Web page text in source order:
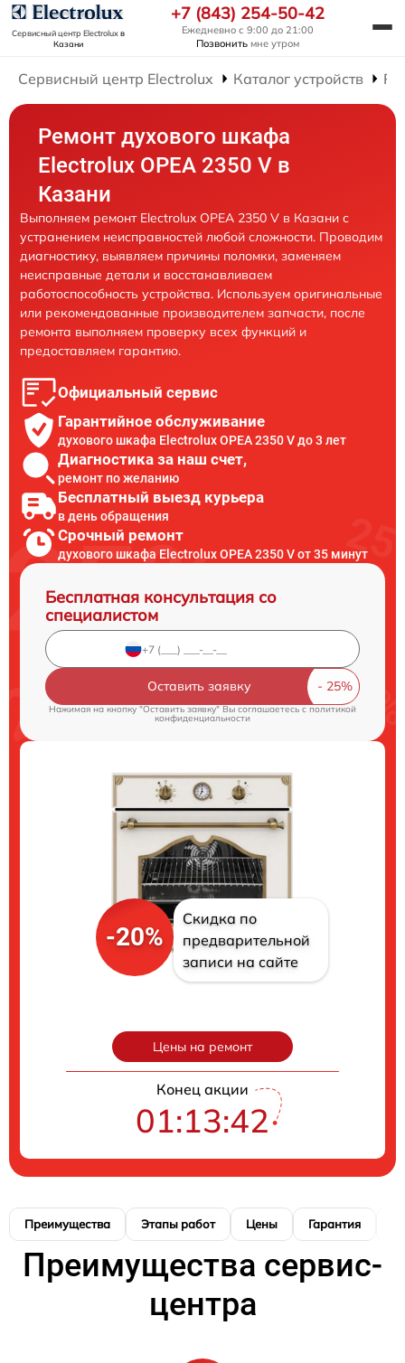
Сервисный центр Electroluxв
Казани
+7 (843) 254-50-42
Ежедневно с 9:00 до 21:00
Позвонить мне утром
Сервисный центр Electrolux Каталог устройств
Ремонт духового шкафа
Electrolux OPEA 2350 V в
Казани
Выполняем ремонт Electrolux OPEA 2350 V в Казани с
устранением неисправностей любой сложности. Проводим
диагностику, выявляем причины поломки, заменяем
неисправные детали и восстанавливаем
работоспособность устройства. Используем оригинальные
или рекомендованные производителем запчасти, после
ремонта выполняем проверку всех функций и
предоставляем гарантию.
Официальный сервис
Гарантийное обслуживание
духового шкафа Electrolux OPEA 2350 V до 3 лет
Диагностика за наш счет,
ремонт по желанию
Бесплатный выезд курьера
в день обращения
Срочный ремонт
духового шкафа Electrolux OPEA 2350 V от 35 минут
Бесплатная консультация со
специалистом
Оставить заявку
Нажимая на кнопку "Оставить заявку" Вы соглашаетесь cполитикой
конфиденциальности
-20%
Скидка по
предварительной
записи на сайте
Цены на ремонт
Конец акции
01:13:41
Преимущества Этапы работ Цены Гарантия
Преимущества сервис-
центра